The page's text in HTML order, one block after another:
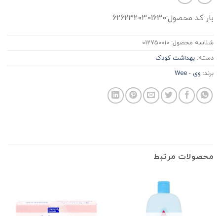
بار کد محصول:6262320301630
شناسه محصول: 012750010
دسته: بهداشت کودک
برند: وی - Wee
محصولات مرتبط